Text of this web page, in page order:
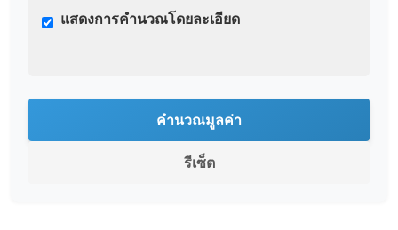
แสดงการคำนวณโดยละเอียด
คำนวณมูลค่า
รีเซ็ต